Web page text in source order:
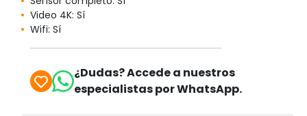
Video 4K: Sí
Wifi: Sí
¿Dudas? Accede a nuestros
especialistas por WhatsApp.